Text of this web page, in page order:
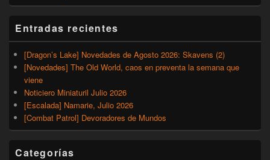
Entradas recientes
[Dragon’s Lake] Novedades de Agosto 2026: Skavens (2)
[Novedades] The Old World, caos en preventa la semana que
viene
Noticiero Miniaturil Julio 2026
[Escalada] Namarie, Julio 2026
[Combat Patrol] Devoradores de Mundos
Categorías